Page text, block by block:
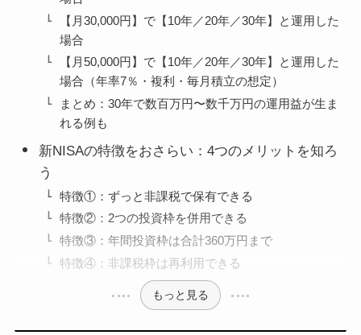
【月30,000円】で【10年／20年／30年】と運用した
場合
【月50,000円】で【10年／20年／30年】と運用した
場合（年率7％・複利・毎月積立の想定）
まとめ：30年で数百万円〜数千万円の運用益が生ま
れる例も
新NISAの特徴をおさらい：4つのメリットを知ろ
う
特徴①：ずっと非課税で保有できる
特徴②：2つの投資枠を併用できる
特徴③：年間投資枠は合計360万円まで
特徴④：非課税枠は再利用できる
もっと見る